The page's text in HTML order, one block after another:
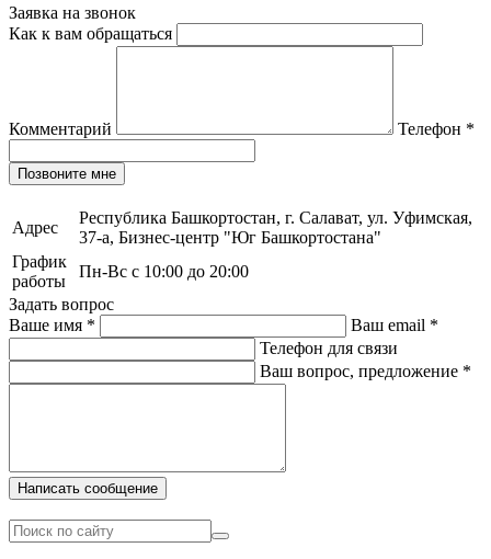
Заявка на звонок
Как к вам обращаться
Комментарий Телефон *
Позвоните мне
Адрес
Республика Башкортостан, г. Салават, ул. Уфимская,
37-а, Бизнес-центр "Юг Башкортостана"
График
работы
Пн-Вс с 10:00 до 20:00
Задать вопрос
Ваше имя * Ваш email *
Телефон для связи
Ваш вопрос, предложение *
Написать сообщение